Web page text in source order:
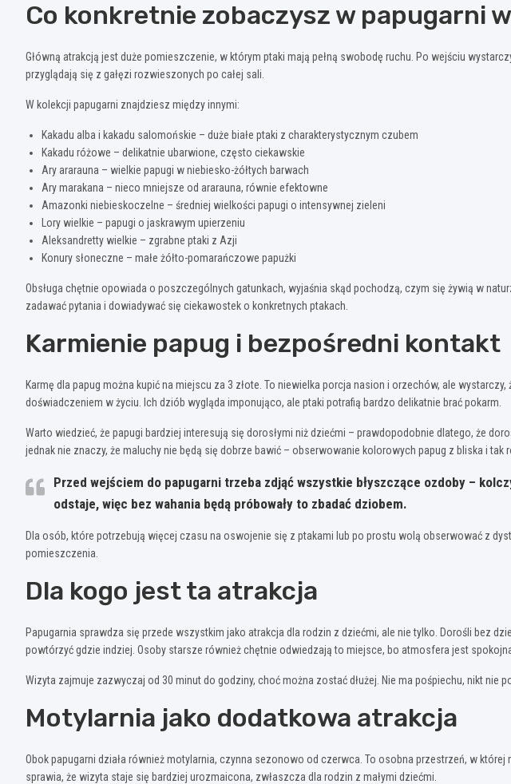
Co konkretnie zobaczysz w papugarni
Główną atrakcją jest duże pomieszczenie, w którym ptaki mają pełną swobodę ruchu. Po wejściu
przyglądają się z gałęzi rozwieszonych po całej sali.
W kolekcji papugarni znajdziesz między innymi:
Kakadu alba i kakadu salomońskie – duże białe ptaki z charakterystycznym czubem
Kakadu różowe – delikatnie ubarwione, często ciekawskie
Ary ararauna – wielkie papugi w niebiesko-żółtych barwach
Ary marakana – nieco mniejsze od ararauna, równie efektowne
Amazonki niebieskoczelne – średniej wielkości papugi o intensywnej zieleni
Lory wielkie – papugi o jaskrawym upierzeniu
Aleksandretty wielkie – zgrabne ptaki z Azji
Konury słoneczne – małe żółto-pomarańczowe papużki
Obsługa chętnie opowiada o poszczególnych gatunkach, wyjaśnia skąd pochodzą, czym się żywią w
zadawać pytania i dowiadywać się ciekawostek o konkretnych ptakach.
Karmienie papug i bezpośredni kontakt
Karmę dla papug można kupić na miejscu za 3 złote. To niewielka porcja nasion i orzechów, ale
doświadczeniem w życiu. Ich dziób wygląda imponująco, ale ptaki potrafią bardzo delikatnie brać pokarm.
Warto wiedzieć, że papugi bardziej interesują się dorosłymi niż dziećmi – prawdopodobnie dlatego, że
jednak nie znaczy, że maluchy nie będą się dobrze bawić – obserwowanie kolorowych papug z bliska i tak
Przed wejściem do papugarni trzeba zdjąć wszystkie błyszczące ozdoby –
odstaje, więc bez wahania będą próbowały to zbadać dziobem.
Dla osób, które potrzebują więcej czasu na oswojenie się z ptakami lub po prostu wolą obserwować z
pomieszczenia.
Dla kogo jest ta atrakcja
Papugarnia sprawdza się przede wszystkim jako atrakcja dla rodzin z dziećmi, ale nie tylko. Dorośli bez
powtórzyć gdzie indziej. Osoby starsze również chętnie odwiedzają to miejsce, bo atmosfera jest
Wizyta zajmuje zazwyczaj od 30 minut do godziny, choć można zostać dłużej. Nie ma pośpiechu, nikt
Motylarnia jako dodatkowa atrakcja
Obok papugarni działa również motylarnia, czynna sezonowo od czerwca. To osobna przestrzeń, w
sprawia, że wizyta staje się bardziej urozmaicona, zwłaszcza dla rodzin z małymi dziećmi.